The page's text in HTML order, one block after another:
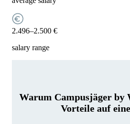
2.496–2.500 €
salary range
Warum Campusjäger by
Vorteile auf